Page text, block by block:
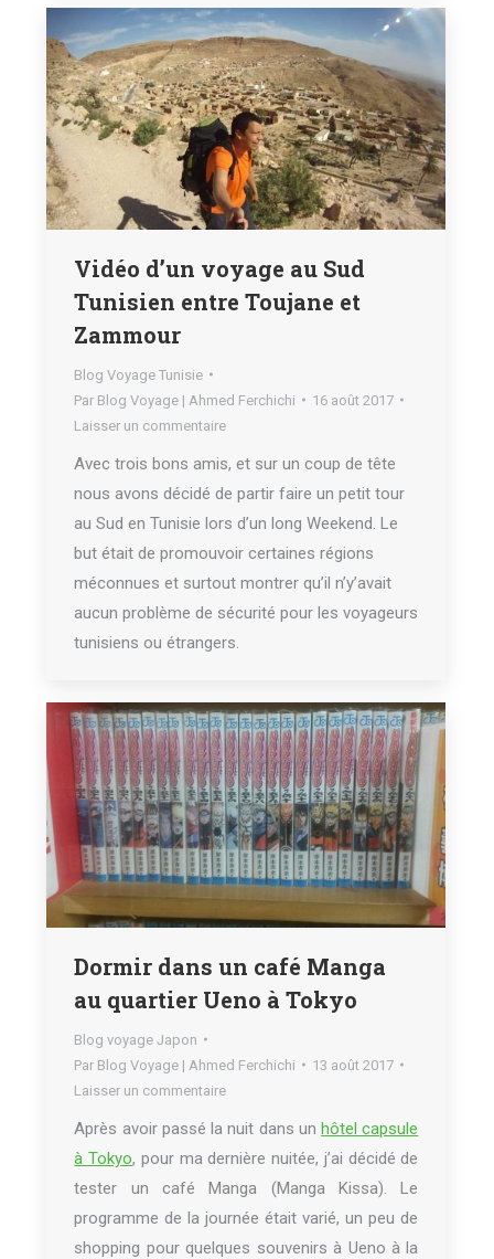
Vidéo d’un voyage au Sud
Tunisien entre Toujane et
Zammour
Blog Voyage Tunisie
Par Blog Voyage | Ahmed Ferchichi
16 août 2017
Laisser un commentaire
Avec trois bons amis, et sur un coup de tête
nous avons décidé de partir faire un petit tour
au Sud en Tunisie lors d’un long Weekend. Le
but était de promouvoir certaines régions
méconnues et surtout montrer qu’il n’y’avait
aucun problème de sécurité pour les voyageurs
tunisiens ou étrangers.
Dormir dans un café Manga
au quartier Ueno à Tokyo
Blog voyage Japon
Par Blog Voyage | Ahmed Ferchichi
13 août 2017
Laisser un commentaire
Après avoir passé la nuit dans unhôtel capsule
à Tokyo, pour ma dernière nuitée, j’ai décidé de
tester un café Manga (Manga Kissa). Le
programme de la journée était varié, un peu de
shopping pour quelques souvenirs à Ueno à la